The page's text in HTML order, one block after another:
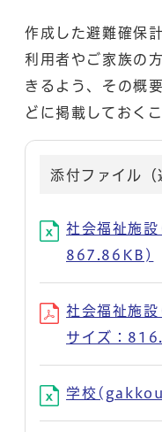
作成した避難確保
利用者やご家族の
きるよう、その概
どに掲載しておく
添付ファイル（
社会福祉施
867.86KB)
社会福祉施
サイズ：
学校